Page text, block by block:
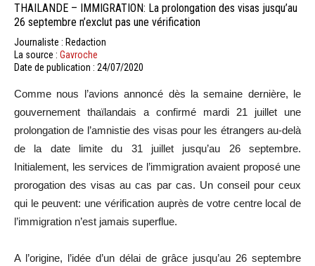
THAILANDE – IMMIGRATION: La prolongation des visas jusqu’au
26 septembre n’exclut pas une vérification
Journaliste : Redaction
La source : Gavroche
Date de publication : 24/07/2020
Comme nous l’avions annoncé dès la semaine dernière, le
gouvernement thaïlandais a confirmé mardi 21 juillet une
prolongation de l’amnistie des visas pour les étrangers au-delà
de la date limite du 31 juillet jusqu’au 26 septembre.
Initialement, les services de l’immigration avaient proposé une
prorogation des visas au cas par cas. Un conseil pour ceux
qui le peuvent: une vérification auprès de votre centre local de
l’immigration n’est jamais superflue.
Al’origine, l’idée d’un délai de grâce jusqu’au 26 septembre